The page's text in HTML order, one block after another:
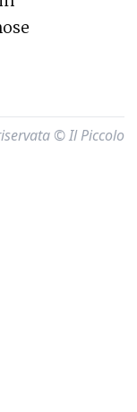
© Il Piccolo